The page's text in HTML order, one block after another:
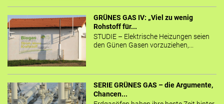
GRÜNES GAS IV: „Viel zu wenig
Rohstoff für...
STUDIE – Elektrische Heizungen seien
den Günen Gasen vorzuziehen,...
SERIE GRÜNES GAS – die Argumente,
Chancen...